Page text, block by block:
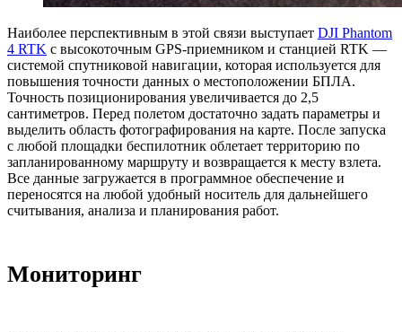
Наиболее перспективным в этой связи выступает DJI Phantom
4 RTK с высокоточным GPS-приемником и станцией RTK —
системой спутниковой навигации, которая используется для
повышения точности данных о местоположении БПЛА.
Точность позиционирования увеличивается до 2,5
сантиметров. Перед полетом достаточно задать параметры и
выделить область фотографирования на карте. После запуска
с любой площадки беспилотник облетает территорию по
запланированному маршруту и возвращается к месту взлета.
Все данные загружается в программное обеспечение и
переносятся на любой удобный носитель для дальнейшего
считывания, анализа и планирования работ.
Мониторинг